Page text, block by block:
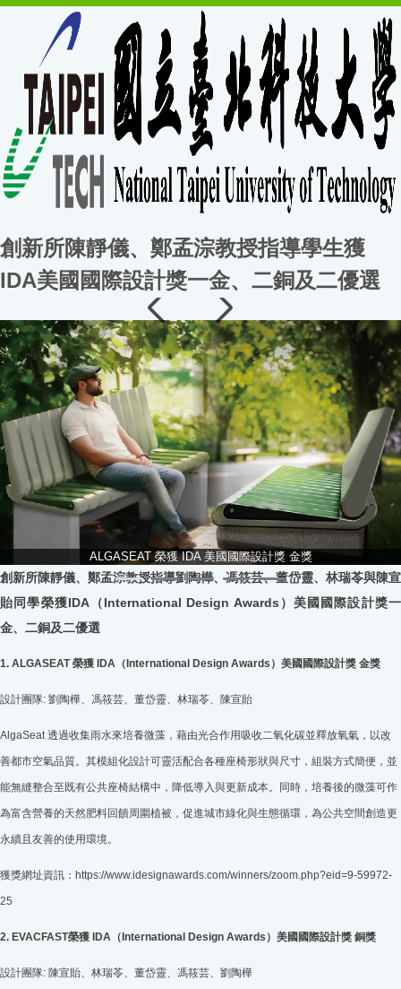
創新所陳靜儀、鄭孟淙教授指導學生獲
IDA美國國際設計獎一金、二銅及二優選
ALGASEAT 榮獲 IDA 美國國際設計獎 金獎
創新所陳靜儀、鄭孟淙教授指導劉陶樺、馮筱芸、董岱靈、林瑞苓與陳宣
貽同學榮獲IDA（International Design Awards）美國國際設計獎一
金、二銅及二優選
1. ALGASEAT 榮獲 IDA（International Design Awards）美國國際設計獎 金獎
設計團隊: 劉陶樺、馮筱芸、董岱靈、林瑞苓、陳宣貽
AlgaSeat 透過收集雨水來培養微藻，藉由光合作用吸收二氧化碳並釋放氧氣，以改
善都市空氣品質。其模組化設計可靈活配合各種座椅形狀與尺寸，組裝方式簡便，並
能無縫整合至既有公共座椅結構中，降低導入與更新成本。同時，培養後的微藻可作
為富含營養的天然肥料回饋周圍植被，促進城市綠化與生態循環，為公共空間創造更
永續且友善的使用環境。
獲獎網址資訊：https://www.idesignawards.com/winners/zoom.php?eid=9-59972-
25
2. EVACFAST榮獲 IDA（International Design Awards）美國國際設計獎 銅獎
設計團隊: 陳宣貽、林瑞苓、董岱靈、馮筱芸、劉陶樺